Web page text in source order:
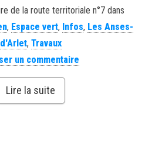
de la route territoriale n°7 dans
, Espace vert, Infos, Les Anses-
d'Arlet, Travaux
un commentaire
Lire la suite